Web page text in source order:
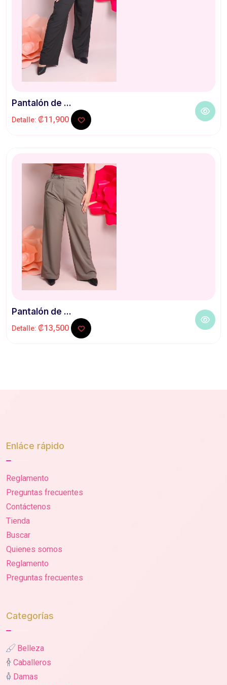
Pantalón de ...
Detalle: ₡11,900
Pantalón de ...
Detalle: ₡13,500
Enláce rápido
Reglamento
Preguntas frecuentes
Contáctenos
Tienda
Buscar
Quienes somos
Reglamento
Preguntas frecuentes
Categorías
Belleza
Caballeros
Damas